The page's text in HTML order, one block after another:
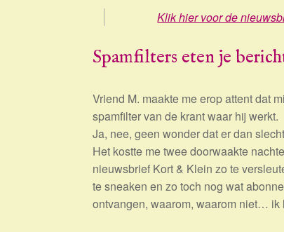
Klik hier voor de
Spamfilters eten je
Vriend M. maakte me erop attent dat
spamfilter van de krant waar hij werkt.
Ja, nee, geen wonder dat er dan
Het kostte me twee doorwaakte
nieuwsbrief Kort & Klein zo te
te sneaken en zo toch nog wat
ontvangen, waarom, waarom niet… ik